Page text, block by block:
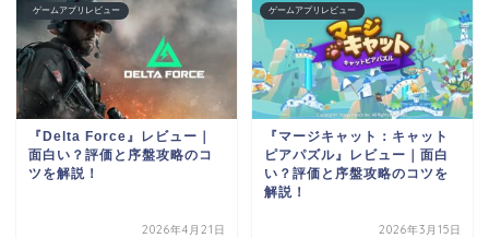
ゲームアプリレビュー
『Delta Force』レビュー｜
面白い？評価と序盤攻略のコ
ツを解説！
2026年4月21日
ゲームアプリレビュー
『マージキャット：キャット
ピアパズル』レビュー｜面白
い？評価と序盤攻略のコツを
解説！
2026年3月15日